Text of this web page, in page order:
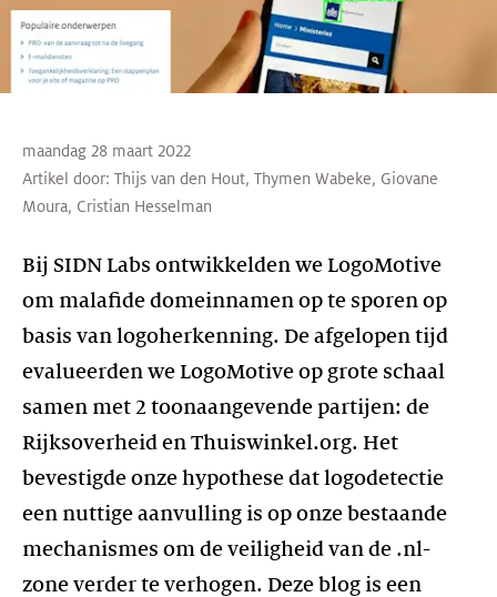
maandag 28 maart 2022
Artikel door: Thijs van den Hout, Thymen Wabeke, Giovane
Moura, Cristian Hesselman
Bij SIDN Labs ontwikkelden we LogoMotive
om malafide domeinnamen op te sporen op
basis van logoherkenning. De afgelopen tijd
evalueerden we LogoMotive op grote schaal
samen met 2 toonaangevende partijen: de
Rijksoverheid en Thuiswinkel.org. Het
bevestigde onze hypothese dat logodetectie
een nuttige aanvulling is op onze bestaande
mechanismes om de veiligheid van de .nl-
zone verder te verhogen. Deze blog is een